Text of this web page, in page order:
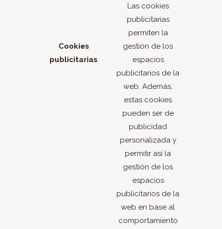
Cookies
publicitarias
Las cookies
publicitarias
permiten la
gestión de los
espacios
publicitarios de la
web. Además,
estas cookies
pueden ser de
publicidad
personalizada y
permitir así la
gestión de los
espacios
publicitarios de la
web en base al
comportamiento